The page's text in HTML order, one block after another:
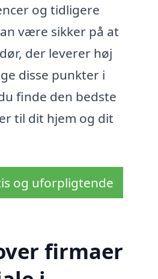
og tidligere
være sikker på at
der leverer høj
disse punkter i
finde den bedste
til dit hjem og dit
og uforpligtende
firmaer